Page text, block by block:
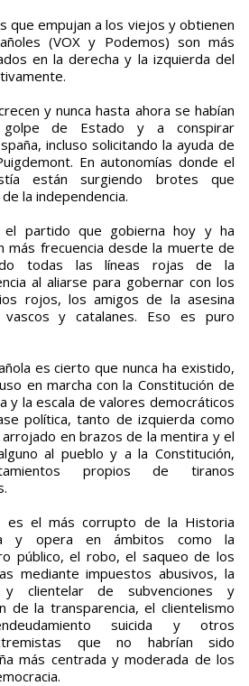
que empujan a los viejos y obtienen
(VOX y Podemos) son más
en la derecha y la izquierda del
y nunca hasta ahora se habían
de Estado y a conspirar
incluso solicitando la ayuda de
En autonomías donde el
están surgiendo brotes que
la independencia.
el partido que gobierna hoy y ha
más frecuencia desde la muerte de
todas las líneas rojas de la
al aliarse para gobernar con los
rojos, los amigos de la asesina
y catalanes. Eso es puro
es cierto que nunca ha existido,
en marcha con la Constitución de
y la escala de valores democráticos
política, tanto de izquierda como
en brazos de la mentira y el
al pueblo y a la Constitución,
propios de tiranos
es el más corrupto de la Historia
y opera en ámbitos como la
público, el robo, el saqueo de los
mediante impuestos abusivos, la
y clientelar de subvenciones y
de la transparencia, el clientelismo
suicida y otros
que no habrían sido
más centrada y moderada de los